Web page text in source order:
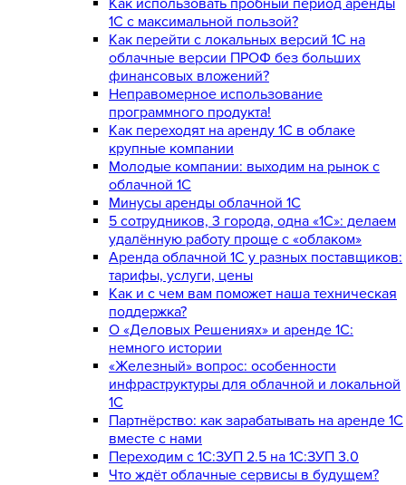
1С с максимальной пользой?
Как перейти с локальных версий 1С на
облачные версии ПРОФ без больших
финансовых вложений?
Неправомерное использование
программного продукта!
Как переходят на аренду 1С в облаке
крупные компании
Молодые компании: выходим на рынок с
облачной 1С
Минусы аренды облачной 1С
5 сотрудников, 3 города, одна «1С»: делаем
удалённую работу проще с «облаком»
Аренда облачной 1С у разных поставщиков:
тарифы, услуги, цены
Как и с чем вам поможет наша техническая
поддержка?
О «Деловых Решениях» и аренде 1С:
немного истории
«Железный» вопрос: особенности
инфраструктуры для облачной и локальной
1С
Партнёрство: как зарабатывать на аренде 1С
вместе с нами
Переходим с 1С:ЗУП 2.5 на 1С:ЗУП 3.0
Что ждёт облачные сервисы в будущем?